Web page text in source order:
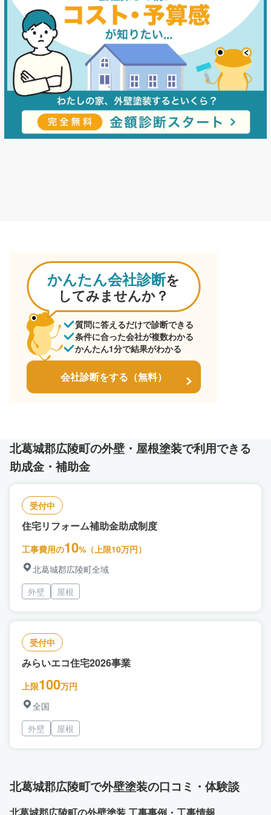
かんたん会社診断を
してみませんか？
質問に答えるだけで診断できる
条件に合った会社が複数わかる
かんたん1分で結果がわかる
会社診断をする（無料）
北葛城郡広陵町の外壁・屋根塗装で利用できる
助成金・補助金
受付中
住宅リフォーム補助金助成制度
工事費用の10%（上限10万円）
北葛城郡広陵町全域
外壁
屋根
受付中
みらいエコ住宅2026事業
上限100万円
全国
外壁
屋根
北葛城郡広陵町で外壁塗装の口コミ・体験談
北葛城郡広陵町の外壁塗装 工事事例・工事情報